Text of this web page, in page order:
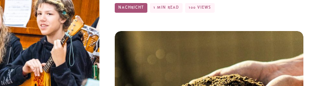
NACHRICHT 1 MIN READ 100 VIEWS